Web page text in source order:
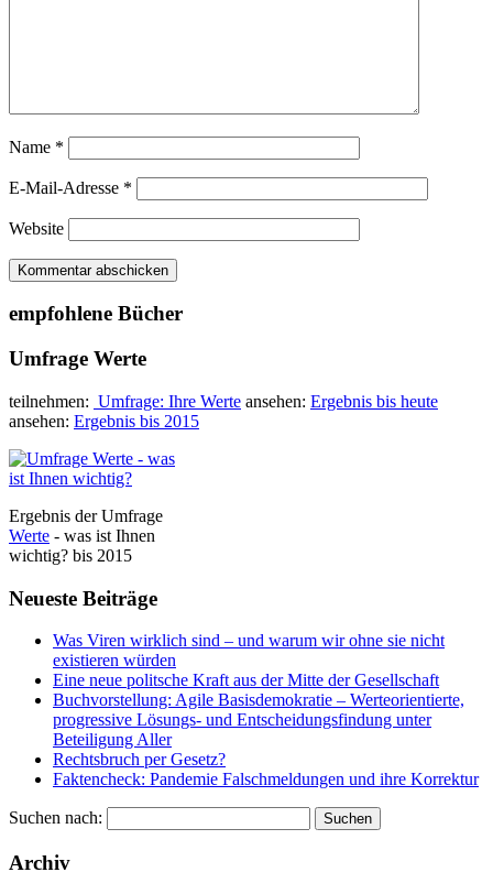
Name *
E-Mail-Adresse *
Website
empfohlene Bücher
Umfrage Werte
teilnehmen: Umfrage: Ihre Werte ansehen: Ergebnis bis heute
ansehen: Ergebnis bis 2015
Ergebnis der Umfrage
Werte - was ist Ihnen
wichtig? bis 2015
Neueste Beiträge
Was Viren wirklich sind – und warum wir ohne sie nicht
existieren würden
Eine neue politsche Kraft aus der Mitte der Gesellschaft
Buchvorstellung: Agile Basisdemokratie – Werteorientierte,
progressive Lösungs- und Entscheidungsfindung unter
Beteiligung Aller
Rechtsbruch per Gesetz?
Faktencheck: Pandemie Falschmeldungen und ihre Korrektur
Suchen nach:
Archiv